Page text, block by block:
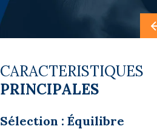
CARACTERISTIQUES
PRINCIPALES
Sélection : Équilibre